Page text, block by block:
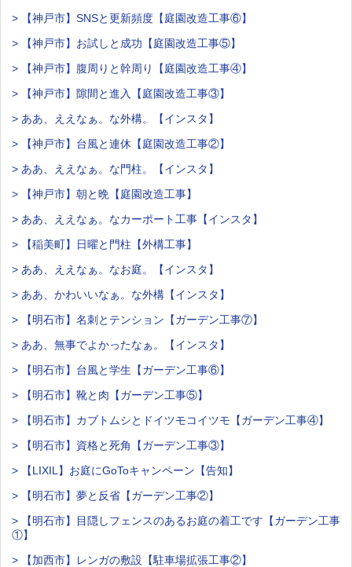
> 【神戸市】SNSと更新頻度【庭園改造工事⑥】
> 【神戸市】お試しと成功【庭園改造工事⑤】
> 【神戸市】腹周りと幹周り【庭園改造工事④】
> 【神戸市】隙間と進入【庭園改造工事③】
> ああ、ええなぁ。な外構。【インスタ】
> 【神戸市】台風と連休【庭園改造工事②】
> ああ、ええなぁ。な門柱。【インスタ】
> 【神戸市】朝と晩【庭園改造工事】
> ああ、ええなぁ。なカーポート工事【インスタ】
> 【稲美町】日曜と門柱【外構工事】
> ああ、ええなぁ。なお庭。【インスタ】
> ああ、かわいいなぁ。な外構【インスタ】
> 【明石市】名刺とテンション【ガーデン工事⑦】
> ああ、無事でよかったなぁ。【インスタ】
> 【明石市】台風と学生【ガーデン工事⑥】
> 【明石市】靴と肉【ガーデン工事⑤】
> 【明石市】カブトムシとドイツモコイツモ【ガーデン工事④】
> 【明石市】資格と死角【ガーデン工事③】
> 【LIXIL】お庭にGoToキャンペーン【告知】
> 【明石市】夢と反省【ガーデン工事②】
> 【明石市】目隠しフェンスのあるお庭の着工です【ガーデン工事
①】
> 【加西市】レンガの敷設【駐車場拡張工事②】